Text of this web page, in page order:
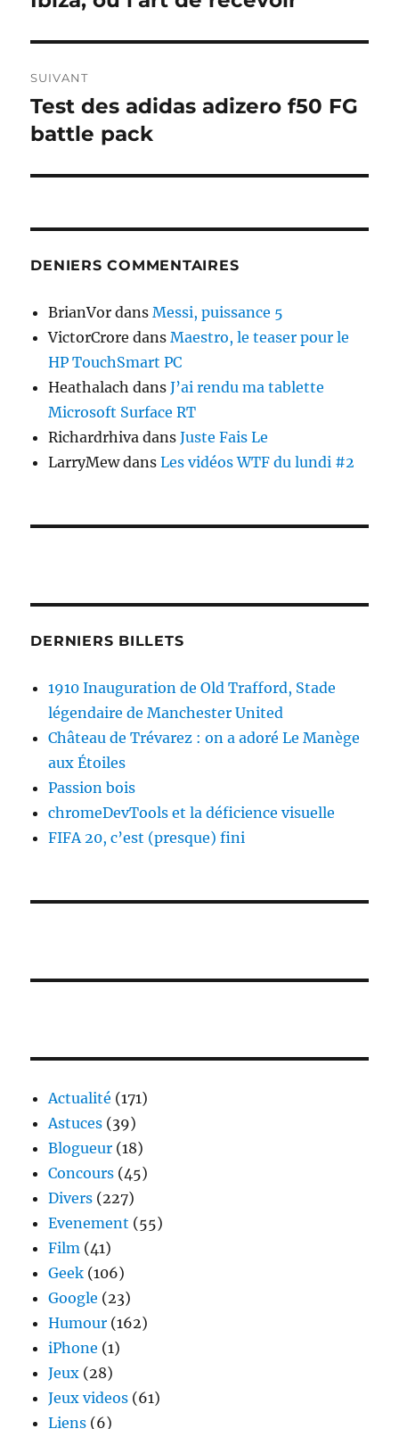
SUIVANT
Publication
suivante :
Test des adidas adizero f50 FG
battle pack
DENIERS COMMENTAIRES
BrianVor dansMessi, puissance 5
VictorCrore dansMaestro, le teaser pour le
HP TouchSmart PC
Heathalach dansJ’ai rendu ma tablette
Microsoft Surface RT
Richardrhiva dansJuste Fais Le
LarryMewdansLes vidéos WTF du lundi #2
DERNIERS BILLETS
1910 Inauguration de Old Trafford, Stade
légendaire de Manchester United
Château de Trévarez : on a adoré Le Manège
aux Étoiles
Passion bois
chromeDevTools et la déficience visuelle
FIFA 20, c’est (presque) fini
Actualité (171)
Astuces (39)
Blogueur (18)
Concours (45)
Divers (227)
Evenement (55)
Film (41)
Geek (106)
Google (23)
Humour (162)
iPhone (1)
Jeux (28)
Jeux videos (61)
Liens (6)